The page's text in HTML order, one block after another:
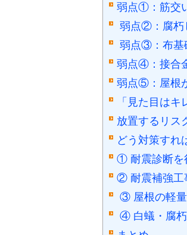
弱点①：筋交
弱点②：腐朽
弱点③：布基
弱点④：接合
弱点⑤：屋根
「見た目は
放置するリス
どう対策すれ
① 耐震診断を
② 耐震補強工
③ 屋根の軽
④ 白蟻・腐